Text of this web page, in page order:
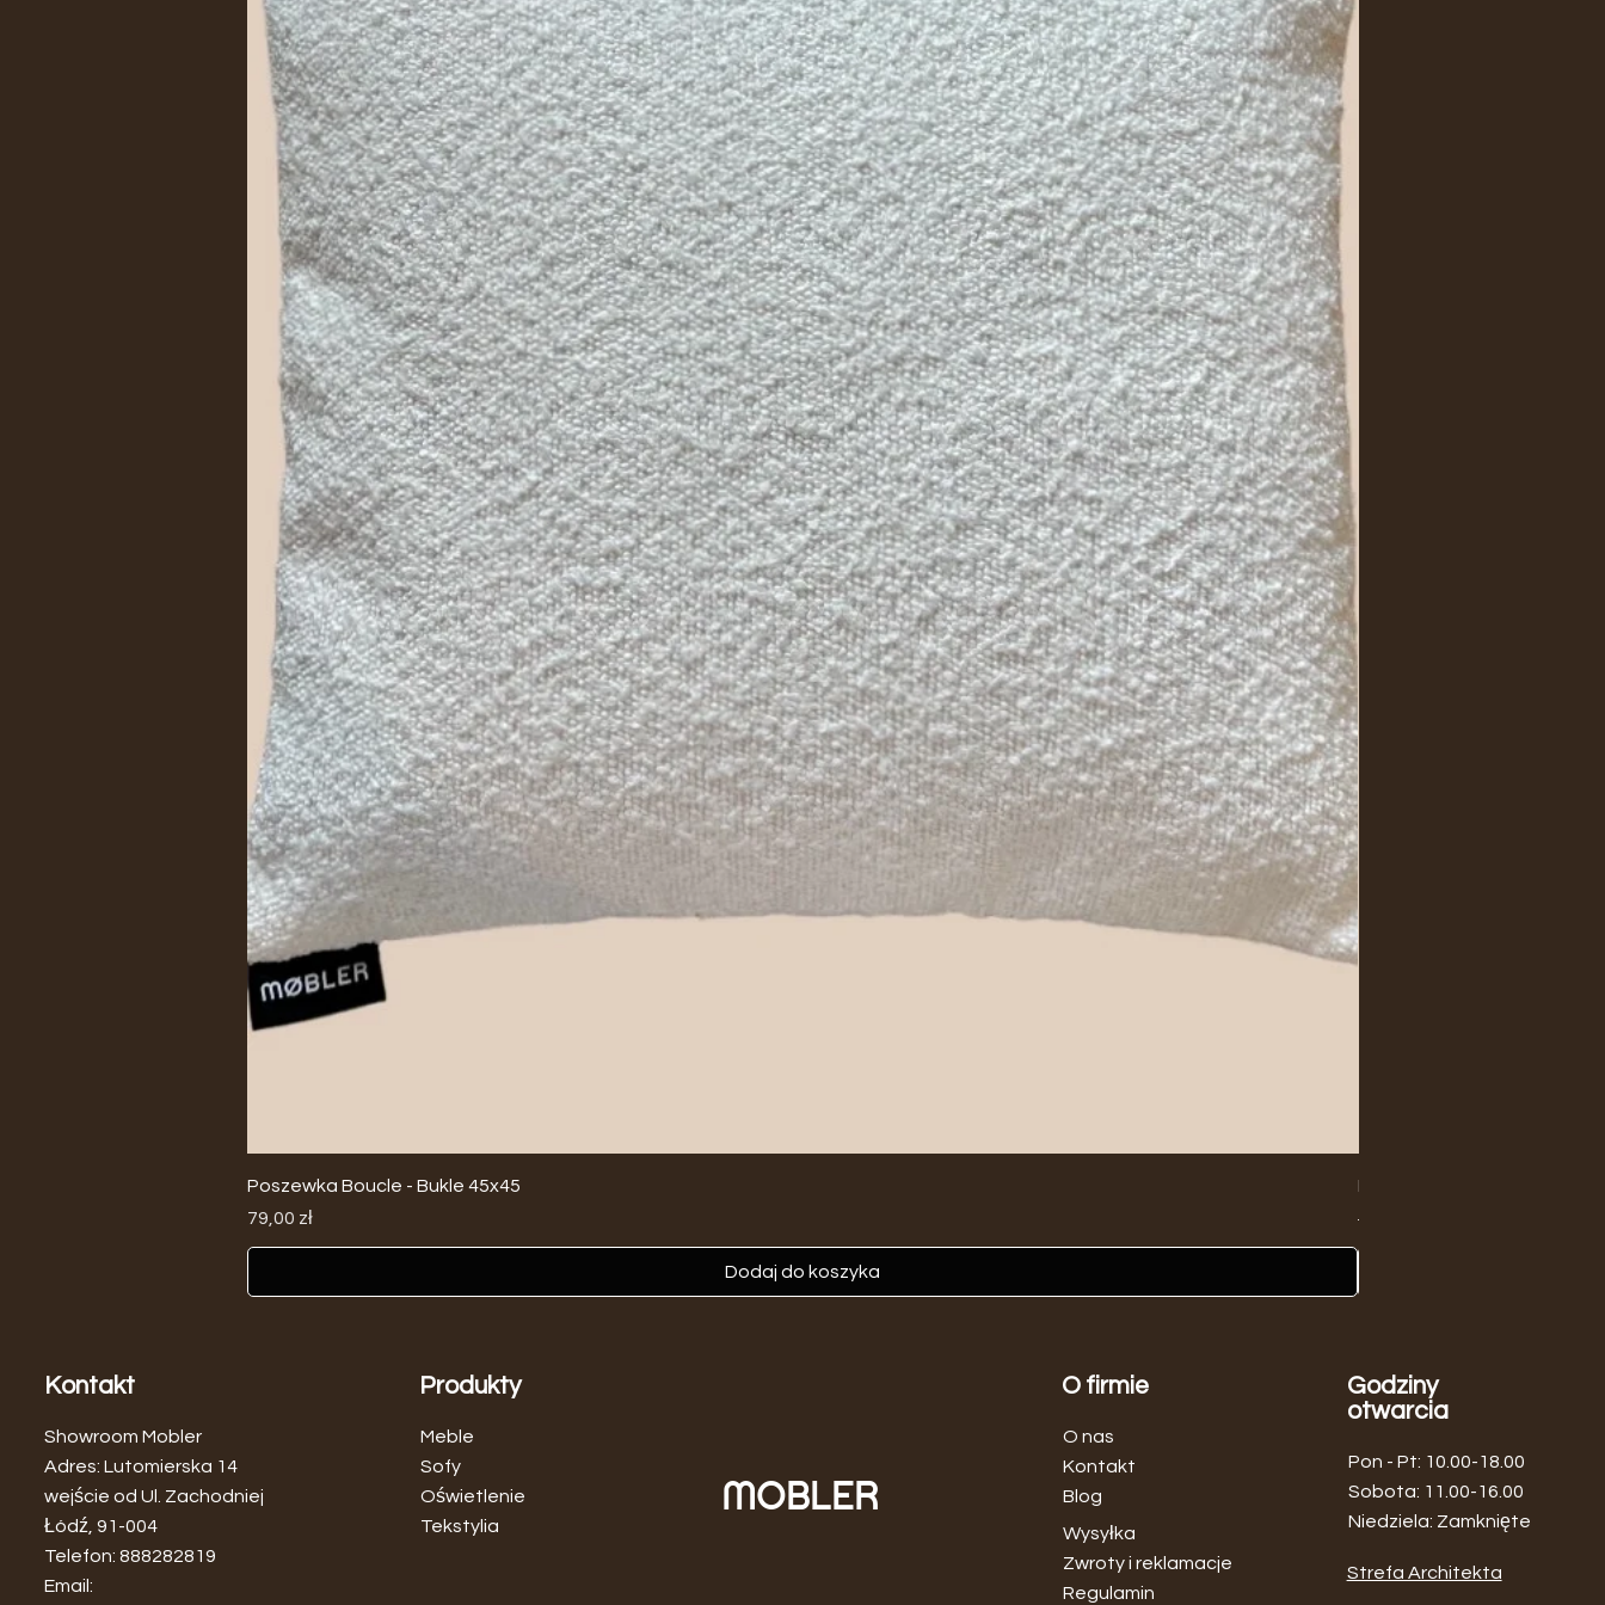
Poszewka Boucle - Bukle 45x45
Cena
79,00 zł
Dodaj do koszyka
Biały Wazon Ceramiczny
Regularna cena
149,00 zł
Kontakt
Showroom Mobler
Adres: Lutomierska 14
wejście od Ul. Zachodniej
Łódź, 91-004
Telefon: 888282819
Email:
Produkty
Meble
Sofy
Oświetlenie
Tekstylia
MOBLER
O firmie
O nas
Kontakt
Blog
Wysyłka
Zwroty i reklamacje
Regulamin
Godziny
otwarcia
Pon - Pt: 10.00-18.00
​​Sobota: 11.00-16.00
Niedziela: Zamknięte
Strefa Architekta